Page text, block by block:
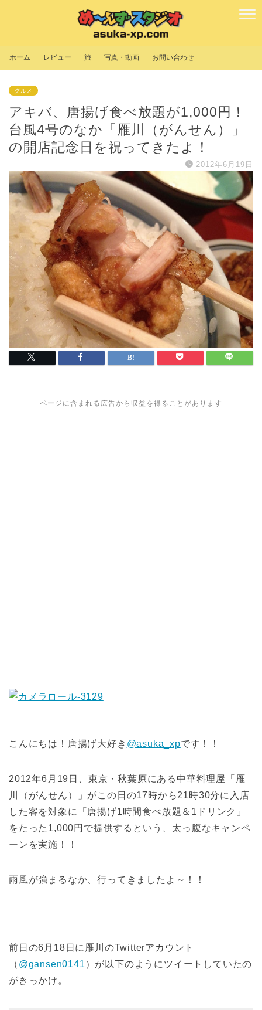
ホーム レビュー 旅 写真・動画 お問い合わせ
グルメ
アキバ、唐揚げ食べ放題が1,000円！
台風4号のなか「雁川（がんせん）」
の開店記念日を祝ってきたよ！
2012年6月19日
ページに含まれる広告から収益を得ることがあります
こんにちは！唐揚げ大好き @asuka_xpです！！
2012年6月19日、東京・秋葉原にある中華料理屋「雁
川（がんせん）」がこの日の17時から21時30分に入店
した客を対象に「唐揚げ1時間食べ放題＆1ドリンク」
をたった1,000円で提供するという、太っ腹なキャンペ
ーンを実施！！
雨風が強まるなか、行ってきましたよ～！！
前日の6月18日に雁川のTwitterアカウント
（ @gansen0141 ）が以下のようにツイートしていたの
がきっかけ。